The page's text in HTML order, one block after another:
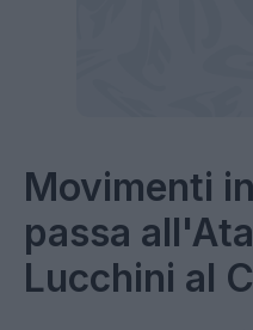
Movimenti
passa
Lucchini al